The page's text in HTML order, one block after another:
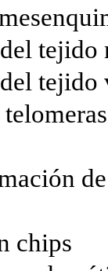
tejido
tejido
chips